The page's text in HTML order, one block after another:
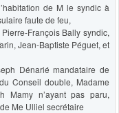
de M le syndic à
faute de feu,
François Bally syndic,
Jean-Baptiste Péguet, et
Dénarié mandataire de
Conseil double, Madame
Mamy n’ayant pas paru,
Me Ulliel secrétaire